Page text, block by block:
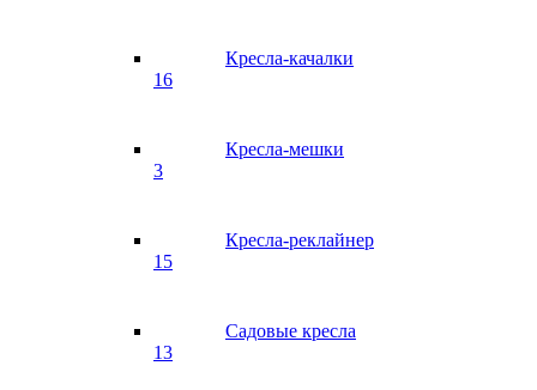
Кресла-качалки
16
Кресла-мешки
3
Кресла-реклайнер
15
Садовые кресла
13